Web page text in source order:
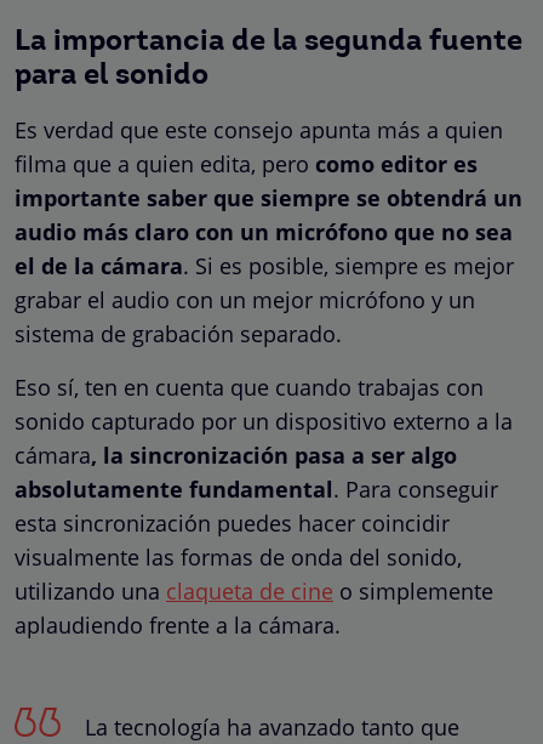
La importancia de la segunda fuente
para el sonido
Es verdad que este consejo apunta más a quien
filma que a quien edita, pero como editor es
importante saber que siempre se obtendrá un
audio más claro con un micrófono que no sea
el de la cámara. Si es posible, siempre es mejor
grabar el audio con un mejor micrófono y un
sistema de grabación separado.
Eso sí, ten en cuenta que cuando trabajas con
sonido capturado por un dispositivo externo a la
cámara, la sincronización pasa a ser algo
absolutamente fundamental. Para conseguir
esta sincronización puedes hacer coincidir
visualmente las formas de onda del sonido,
utilizando una claqueta de cine o simplemente
aplaudiendo frente a la cámara.
La tecnología ha avanzado tanto que